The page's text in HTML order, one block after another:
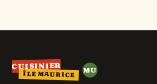
CUISINIER
ÎLE MAURICE MU